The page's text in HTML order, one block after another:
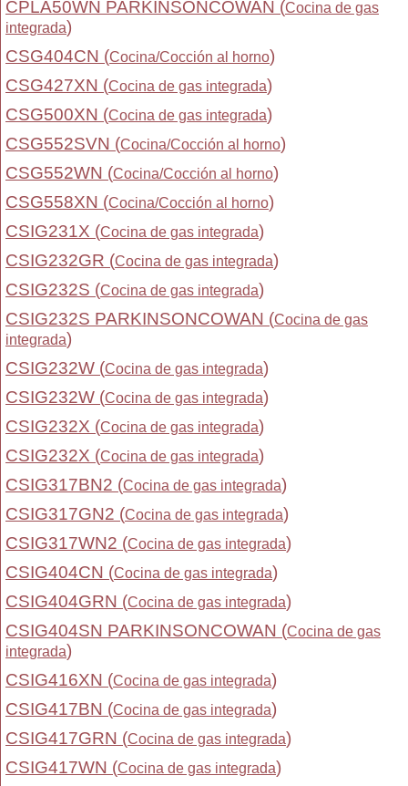
CPLA50WN PARKINSONCOWAN (Cocina de gas
integrada)
CSG404CN (Cocina/Cocción al horno)
CSG427XN (Cocina de gas integrada)
CSG500XN (Cocina de gas integrada)
CSG552SVN (Cocina/Cocción al horno)
CSG552WN (Cocina/Cocción al horno)
CSG558XN (Cocina/Cocción al horno)
CSIG231X (Cocina de gas integrada)
CSIG232GR (Cocina de gas integrada)
CSIG232S (Cocina de gas integrada)
CSIG232S PARKINSONCOWAN (Cocina de gas
integrada)
CSIG232W (Cocina de gas integrada)
CSIG232W (Cocina de gas integrada)
CSIG232X (Cocina de gas integrada)
CSIG232X (Cocina de gas integrada)
CSIG317BN2 (Cocina de gas integrada)
CSIG317GN2 (Cocina de gas integrada)
CSIG317WN2 (Cocina de gas integrada)
CSIG404CN (Cocina de gas integrada)
CSIG404GRN (Cocina de gas integrada)
CSIG404SN PARKINSONCOWAN (Cocina de gas
integrada)
CSIG416XN (Cocina de gas integrada)
CSIG417BN (Cocina de gas integrada)
CSIG417GRN (Cocina de gas integrada)
CSIG417WN (Cocina de gas integrada)